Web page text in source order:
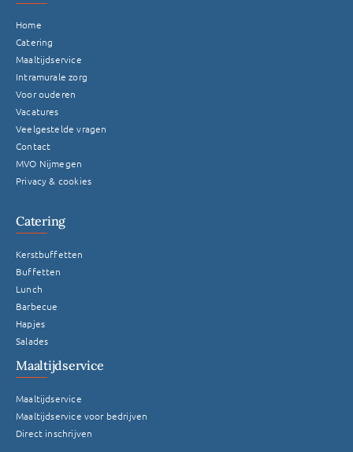
Home
Catering
Maaltijdservice
Intramurale zorg
Voor ouderen
Vacatures
Veelgestelde vragen
Contact
MVO Nijmegen
Privacy & cookies
Catering
Kerstbuffetten
Buffetten
Lunch
Barbecue
Hapjes
Salades
Maaltijdservice
Maaltijdservice
Maaltijdservice voor bedrijven
Direct inschrijven